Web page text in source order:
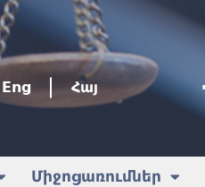
Eng Հայ
Միջոցառումներ